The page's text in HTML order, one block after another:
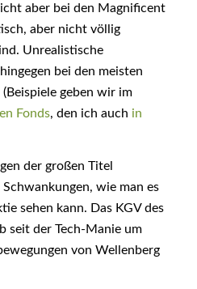
aber bei den Magnificent
aber nicht völlig
Unrealistische
bei den meisten
geben wir im
Fonds, den ich auch in
der großen Titel
wie man es
sehen kann. Das KGV des
seit der Tech-Manie um
von Wellenberg